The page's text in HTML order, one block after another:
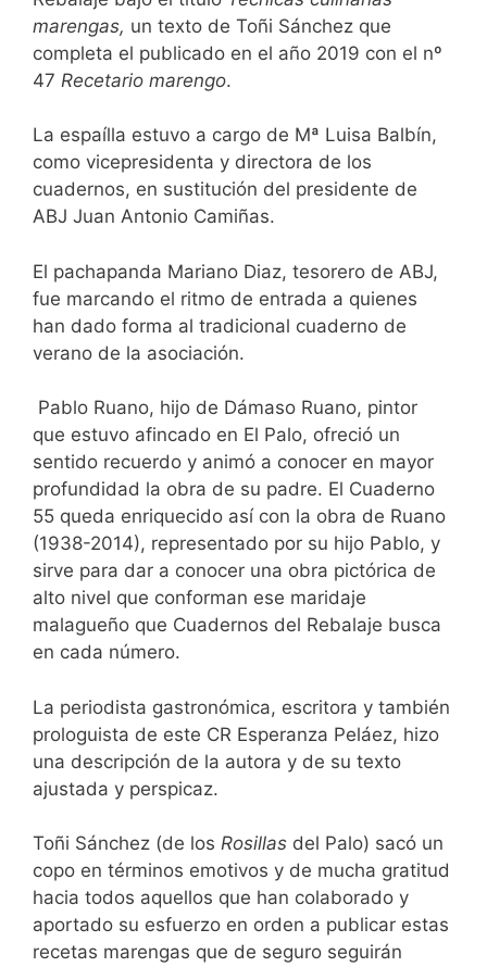
marengas, un texto de Toñi Sánchez que
completa el publicado en el año 2019 con el nº
47 Recetario marengo.
La espaílla estuvo a cargo de Mª Luisa Balbín,
como vicepresidenta y directora de los
cuadernos, en sustitución del presidente de
ABJ Juan Antonio Camiñas.
El pachapanda Mariano Diaz, tesorero de ABJ,
fue marcando el ritmo de entrada a quienes
han dado forma al tradicional cuaderno de
verano de la asociación.
Pablo Ruano, hijo de Dámaso Ruano, pintor
que estuvo afincado en El Palo, ofreció un
sentido recuerdo y animó a conocer en mayor
profundidad la obra de su padre. El Cuaderno
55 queda enriquecido así con la obra de Ruano
(1938-2014), representado por su hijo Pablo, y
sirve para dar a conocer una obra pictórica de
alto nivel que conforman ese maridaje
malagueño que Cuadernos del Rebalaje busca
en cada número.
La periodista gastronómica, escritora y también
prologuista de este CR Esperanza Peláez, hizo
una descripción de la autora y de su texto
ajustada y perspicaz.
Toñi Sánchez (de los Rosillas del Palo) sacó un
copo en términos emotivos y de mucha gratitud
hacia todos aquellos que han colaborado y
aportado su esfuerzo en orden a publicar estas
recetas marengas que de seguro seguirán